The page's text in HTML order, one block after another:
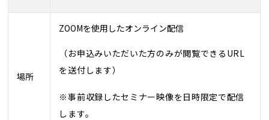
場所
ZOOMを使用したオンライン配信
（お申込みいただいた方のみが閲覧できるURL
を送付します）
※事前収録したセミナー映像を日時限定で配信
します。